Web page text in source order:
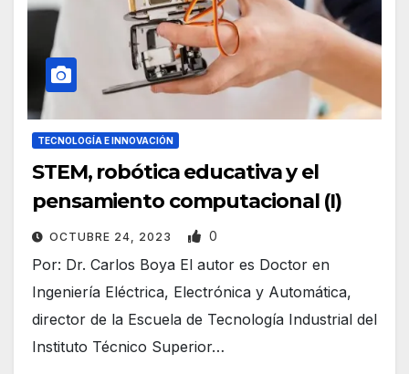
TECNOLOGÍA E INNOVACIÓN
STEM, robótica educativa y el
pensamiento computacional (I)
OCTUBRE 24, 2023 0
Por: Dr. Carlos Boya El autor es Doctor en
Ingeniería Eléctrica, Electrónica y Automática,
director de la Escuela de Tecnología Industrial del
Instituto Técnico Superior…